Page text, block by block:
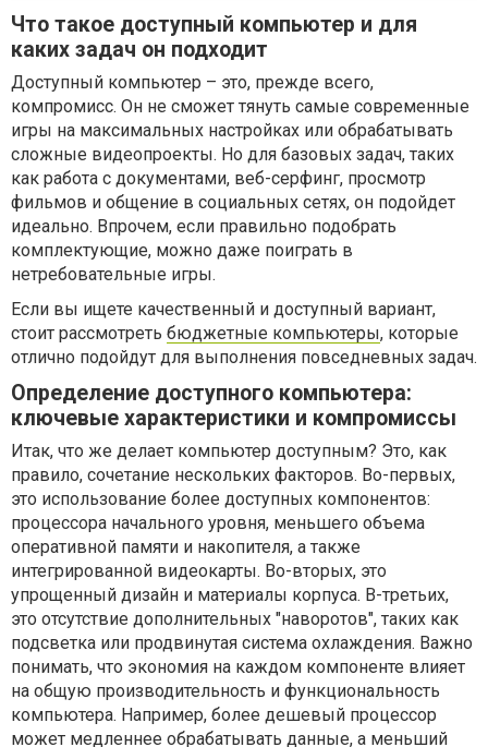
Что такое доступный компьютер и для
каких задач он подходит
Доступный компьютер – это, прежде всего,
компромисс. Он не сможет тянуть самые современные
игры на максимальных настройках или обрабатывать
сложные видеопроекты. Но для базовых задач, таких
как работа с документами, веб-серфинг, просмотр
фильмов и общение в социальных сетях, он подойдет
идеально. Впрочем, если правильно подобрать
комплектующие, можно даже поиграть в
нетребовательные игры.
Если вы ищете качественный и доступный вариант,
стоит рассмотреть бюджетные компьютеры, которые
отлично подойдут для выполнения повседневных задач.
Определение доступного компьютера:
ключевые характеристики и компромиссы
Итак, что же делает компьютер доступным? Это, как
правило, сочетание нескольких факторов. Во-первых,
это использование более доступных компонентов:
процессора начального уровня, меньшего объема
оперативной памяти и накопителя, а также
интегрированной видеокарты. Во-вторых, это
упрощенный дизайн и материалы корпуса. В-третьих,
это отсутствие дополнительных "наворотов", таких как
подсветка или продвинутая система охлаждения. Важно
понимать, что экономия на каждом компоненте влияет
на общую производительность и функциональность
компьютера. Например, более дешевый процессор
может медленнее обрабатывать данные, а меньший